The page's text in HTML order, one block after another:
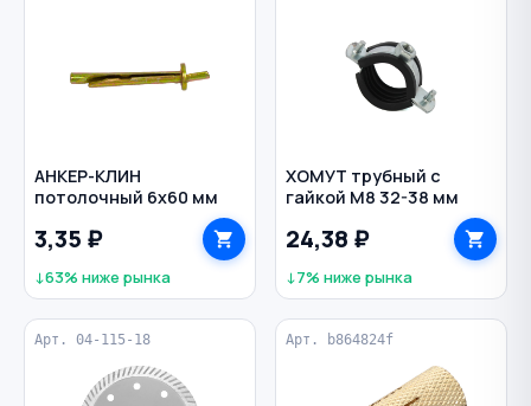
АНКЕР-КЛИН
потолочный 6х60 мм
3,35 ₽
↓63% ниже рынка
ХОМУТ трубный с
гайкой М8 32-38 мм
24,38 ₽
↓7% ниже рынка
Арт. 04-115-18 Арт. b864824f